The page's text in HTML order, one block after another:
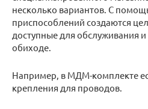
несколько вариантов. С
приспособлений создаются
доступные для обслуживания
обиходе.
Например, в МДМ-комплекте
крепления для проводов.